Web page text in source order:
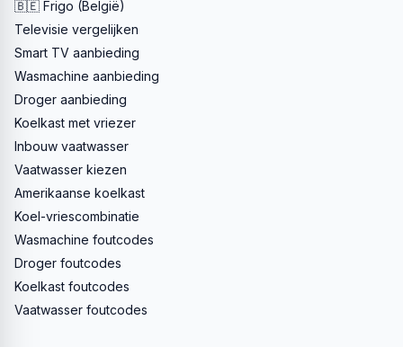
🇧🇪 Frigo (België)
Televisie vergelijken
Smart TV aanbieding
Wasmachine aanbieding
Droger aanbieding
Koelkast met vriezer
Inbouw vaatwasser
Vaatwasser kiezen
Amerikaanse koelkast
Koel-vriescombinatie
Wasmachine foutcodes
Droger foutcodes
Koelkast foutcodes
Vaatwasser foutcodes